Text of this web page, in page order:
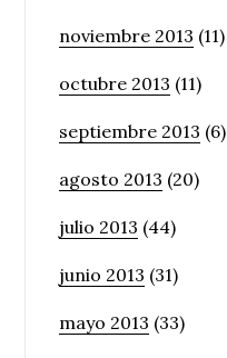
noviembre 2013 (11)
octubre 2013 (11)
septiembre 2013 (6)
agosto 2013 (20)
julio 2013 (44)
junio 2013 (31)
mayo 2013 (33)